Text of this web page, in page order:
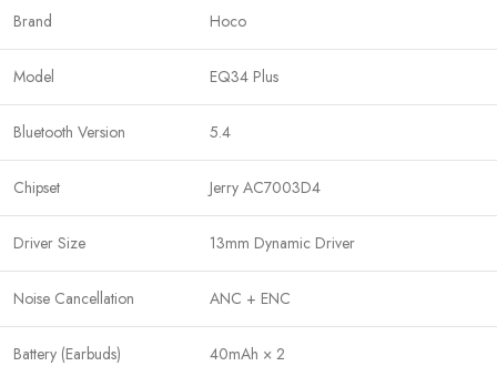
Brand Hoco
Model EQ34 Plus
Bluetooth Version 5.4
Chipset Jerry AC7003D4
Driver Size 13mm Dynamic Driver
Noise Cancellation ANC + ENC
Battery (Earbuds) 40mAh × 2